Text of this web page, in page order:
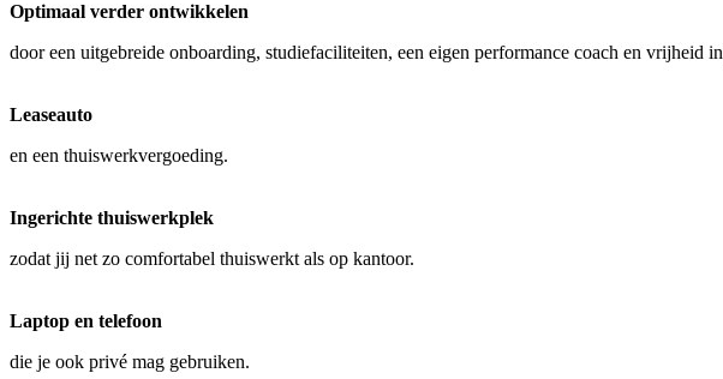
Optimaal verder ontwikkelen
door een uitgebreide onboarding, studiefaciliteiten, een eigen performance coach en vrijheid
Leaseauto
en een thuiswerkvergoeding.
Ingerichte thuiswerkplek
zodat jij net zo comfortabel thuiswerkt als op kantoor.
Laptop en telefoon
die je ook privé mag gebruiken.